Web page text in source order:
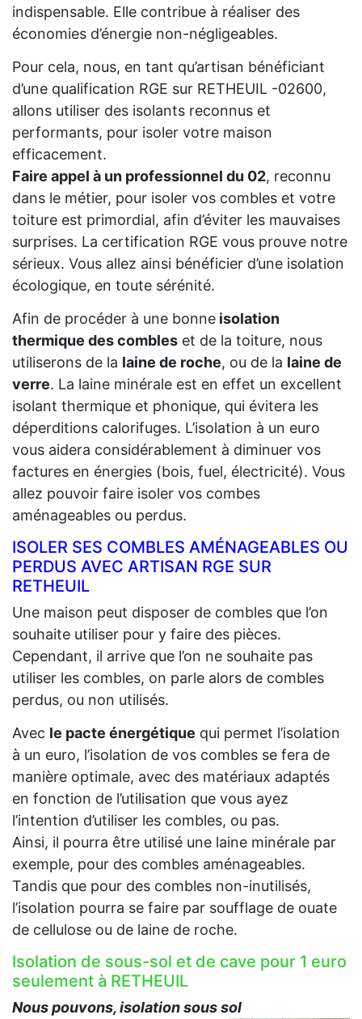
indispensable. Elle contribue à réaliser des
économies d’énergie non-négligeables.
Pour cela, nous, en tant qu’artisan bénéficiant
d’une qualification RGE sur RETHEUIL -02600,
allons utiliser des isolants reconnus et
performants, pour isoler votre maison
efficacement.
Faire appel à un professionnel du 02, reconnu
dans le métier, pour isoler vos combles et votre
toiture est primordial, afin d’éviter les mauvaises
surprises. La certification RGE vous prouve notre
sérieux. Vous allez ainsi bénéficier d’une isolation
écologique, en toute sérénité.
Afin de procéder à une bonne isolation
thermique des combles et de la toiture, nous
utiliserons de la laine de roche, ou de la laine de
verre. La laine minérale est en effet un excellent
isolant thermique et phonique, qui évitera les
déperditions calorifuges. L’isolation à un euro
vous aidera considérablement à diminuer vos
factures en énergies (bois, fuel, électricité). Vous
allez pouvoir faire isoler vos combes
aménageables ou perdus.
ISOLER SES COMBLES AMÉNAGEABLES OU
PERDUS AVEC ARTISAN RGE SUR
RETHEUIL
Une maison peut disposer de combles que l’on
souhaite utiliser pour y faire des pièces.
Cependant, il arrive que l’on ne souhaite pas
utiliser les combles, on parle alors de combles
perdus, ou non utilisés.
Avec le pacte énergétique qui permet l’isolation
à un euro, l’isolation de vos combles se fera de
manière optimale, avec des matériaux adaptés
en fonction de l’utilisation que vous ayez
l’intention d’utiliser les combles, ou pas.
Ainsi, il pourra être utilisé une laine minérale par
exemple, pour des combles aménageables.
Tandis que pour des combles non-inutilisés,
l’isolation pourra se faire par soufflage de ouate
de cellulose ou de laine de roche.
Isolation de sous-sol et de cave pour 1 euro
seulement à RETHEUIL
Nous pouvons, isolation sous sol